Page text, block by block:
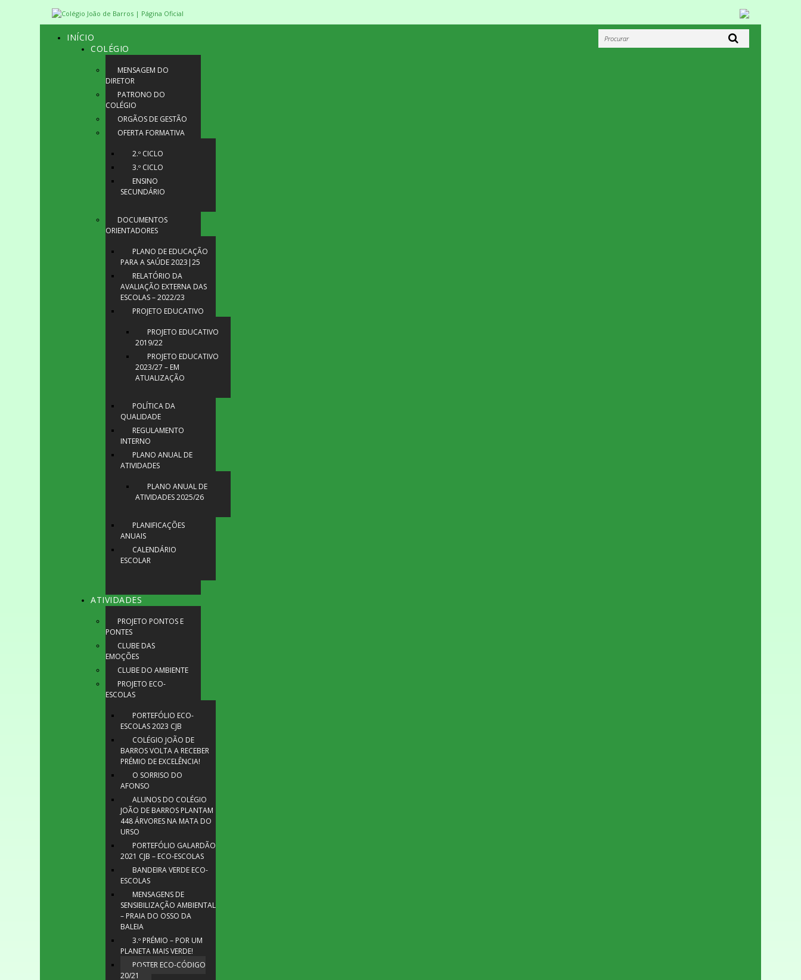
INÍCIO
COLÉGIO
MENSAGEM DO
DIRETOR
PATRONO DO
COLÉGIO
ORGÃOS DE GESTÃO
OFERTA FORMATIVA
2.º CICLO
3.º CICLO
ENSINO
SECUNDÁRIO
DOCUMENTOS
ORIENTADORES
PLANO DE EDUCAÇÃO
PARA A SAÚDE 2023|25
RELATÓRIO DA
AVALIAÇÃO EXTERNA DAS
ESCOLAS – 2022/23
PROJETO EDUCATIVO
PROJETO EDUCATIVO
2019/22
PROJETO EDUCATIVO
2023/27 – EM
ATUALIZAÇÃO
POLÍTICA DA
QUALIDADE
REGULAMENTO
INTERNO
PLANO ANUAL DE
ATIVIDADES
PLANO ANUAL DE
ATIVIDADES 2025/26
PLANIFICAÇÕES
ANUAIS
CALENDÁRIO
ESCOLAR
ATIVIDADES
PROJETO PONTOS E
PONTES
CLUBE DAS
EMOÇÕES
CLUBE DO AMBIENTE
PROJETO ECO-
ESCOLAS
PORTEFÓLIO ECO-
ESCOLAS 2023 CJB
COLÉGIO JOÃO DE
BARROS VOLTA A RECEBER
PRÉMIO DE EXCELÊNCIA!
O SORRISO DO
AFONSO
ALUNOS DO COLÉGIO
JOÃO DE BARROS PLANTAM
448 ÁRVORES NA MATA DO
URSO
PORTEFÓLIO GALARDÃO
2021 CJB – ECO-ESCOLAS
BANDEIRA VERDE ECO-
ESCOLAS
MENSAGENS DE
SENSIBILIZAÇÃO AMBIENTAL
– PRAIA DO OSSO DA
BALEIA
3.º PRÉMIO – POR UM
PLANETA MAIS VERDE!
POSTER ECO-CÓDIGO
20/21